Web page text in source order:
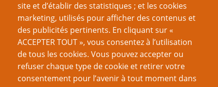
site et d’établir des statistiques ; et les cookies
marketing, utilisés pour afficher des contenus et
des publicités pertinents. En cliquant sur «
ACCEPTER TOUT », vous consentez à l’utilisation
de tous les cookies. Vous pouvez accepter ou
refuser chaque type de cookie et retirer votre
consentement pour l’avenir à tout moment dans
Réinitialiser votre mot de passe
VOUS AIMEREZ AUSSI
Xyrop : mon expérience de créateur et d’éditeur
OK Boomer